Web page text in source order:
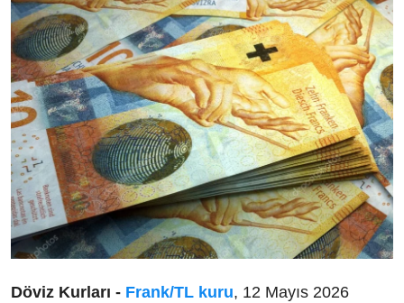
Döviz Kurları - Frank/TL kuru, 12 Mayıs 2026